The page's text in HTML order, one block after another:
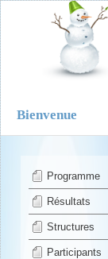
Bienvenue
Programme
Résultats
Structures
Participants